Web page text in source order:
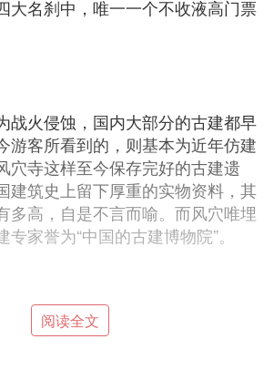
大名刹中，唯一一个不收液高门票
战火侵蚀，国内大部分的古建都早
游客所看到的，则基本为近年仿建
穴寺这样至今保存完好的古建遗
建筑史上留下厚重的实物资料，其
多高，自是不言而喻。而风穴唯埋
家誉为“中国的古建博物院”。
庙，直到2016年9月，寺庙取消30
阅读全文